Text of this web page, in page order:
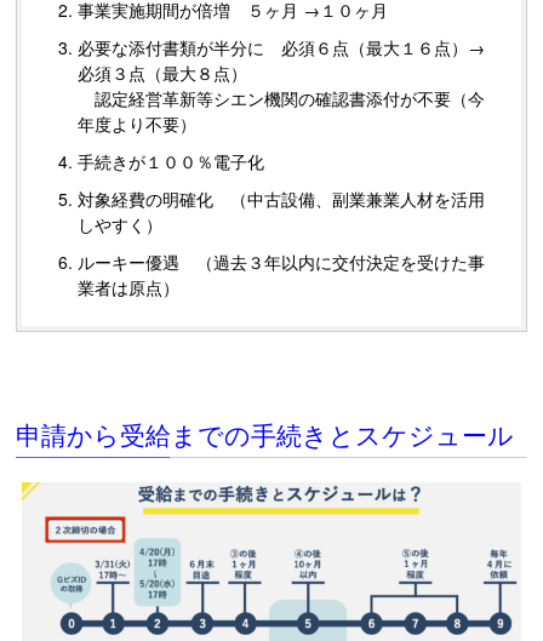
事業実施期間が倍増 ５ヶ月 →１０ヶ月
必要な添付書類が半分に 必須６点（最大１６点）→
必須３点（最大８点）
認定経営革新等シエン機関の確認書添付が不要（今
年度より不要）
手続きが１００％電子化
対象経費の明確化 （中古設備、副業兼業人材を活用
しやすく）
ルーキー優遇 （過去３年以内に交付決定を受けた事
業者は原点）
申請から受給までの手続きとスケジュール